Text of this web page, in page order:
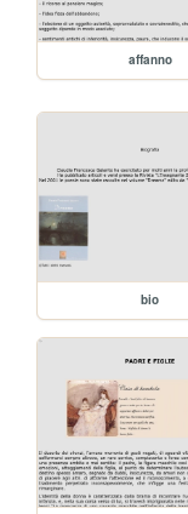
affanno
bio